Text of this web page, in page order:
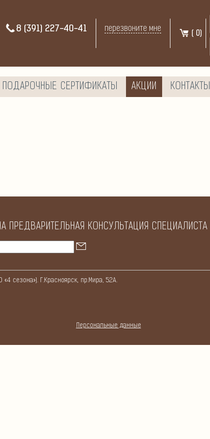
8 (391) 227-40-41 перезвоните мне
0)
ПОДАРОЧНЫЕ СЕРТИФИКАТЫ АКЦИИ КОНТАКТЫ
ПРЕДВАРИТЕЛЬНАЯ КОНСУЛЬТАЦИЯ СПЕЦИАЛИСТА
сезона»). Г.Красноярск, пр.Мира, 52А.
Персональные данные